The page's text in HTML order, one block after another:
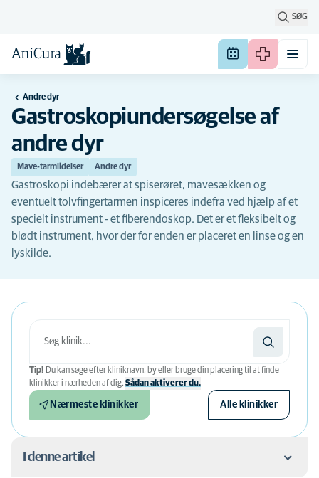
SØG
Andre dyr
Gastroskopiundersøgelse af
andre dyr
Mave-tarmlidelser Andre dyr
Gastroskopi indebærer at spiserøret, mavesækken og
eventuelt tolvfingertarmen inspiceres indefra ved hjælp af et
specielt instrument - et fiberendoskop. Det er et fleksibelt og
blødt instrument, hvor der for enden er placeret en linse og en
lyskilde.
Tip! Du kan søge efter kliniknavn, by eller bruge din placering til at finde
klinikker i nærheden af ​​dig. Sådan aktiverer du.
Nærmeste klinikker Alle klinikker
I denne artikel